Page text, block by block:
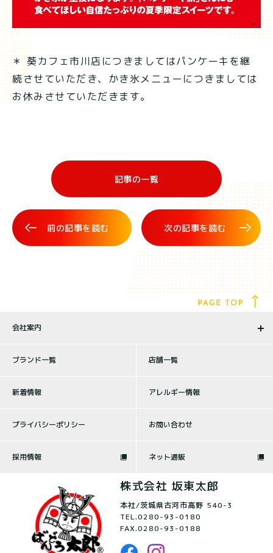
＊ 葵カフェ市川店につきましてはパンケーキを継
続させていただき、かき氷メニューにつきましては
お休みさせていただきます。
記事の一覧
次の記事を読む
前の記事を読む
会社案内
ブランド一覧 店舗一覧
新着情報 アレルギー情報
プライバシーポリシー お問い合わせ
採用情報 ネット通販
株式会社 坂東太郎
本社/茨城県古河市高野 540-3
TEL.0280-93-0180
FAX.0280-93-0188